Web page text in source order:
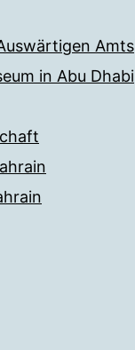
Amts
in Abu Dhabi